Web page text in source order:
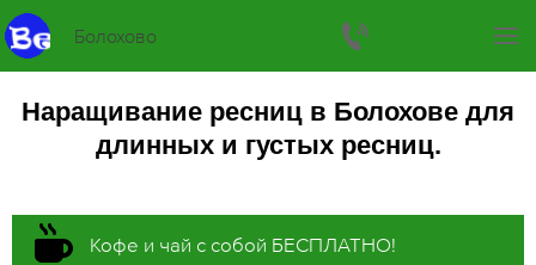
Болохово
Наращивание ресниц в Болохове для
длинных и густых ресниц.
Кофе и чай с собой БЕСПЛАТНО!